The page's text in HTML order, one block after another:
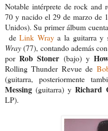
Notable intérprete de rock and
70 y nacido el 29 de marzo de
Unidos). Su primer álbum
deLink Wraya la guitarra y
Wray(77), contando además
porRob Stoner (bajo) y
Rolling Thunder Revue de
(guitarra, posteriormente
Messing (guitarra) y Richard
LP).